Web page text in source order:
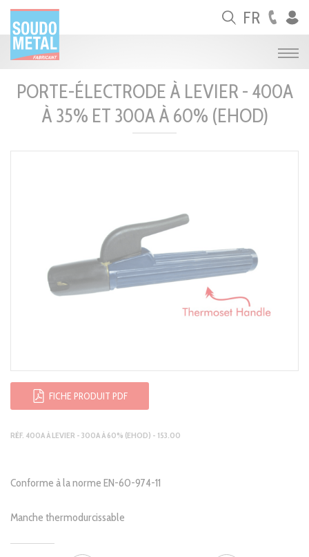
FR
PORTE-ÉLECTRODE À LEVIER - 400A
À 35% ET 300A À 60% (EHOD)
FICHE PRODUIT PDF
RÉF. 400A À LEVIER - 300A À 60% (EHOD) - 153.00
Conforme à la norme EN-60-974-11
Manche thermodurcissable
Panneau de gestion des cookies